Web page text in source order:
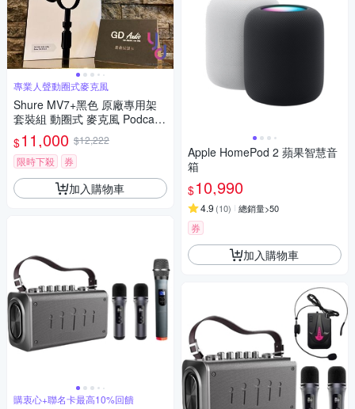
專業人聲動圈式麥克風
Shure MV7+黑色 原廠專用架
套裝組 動圈式 麥克風 Podcast
公司貨 2年保固
$11,000 $12,222
限時下殺
券
加入購物車
購衷心+聯名卡最高10%回饋
Apple HomePod 2 蘋果智慧音
箱
$10,990
4.9 (10) 總銷量>50
券
加入購物車